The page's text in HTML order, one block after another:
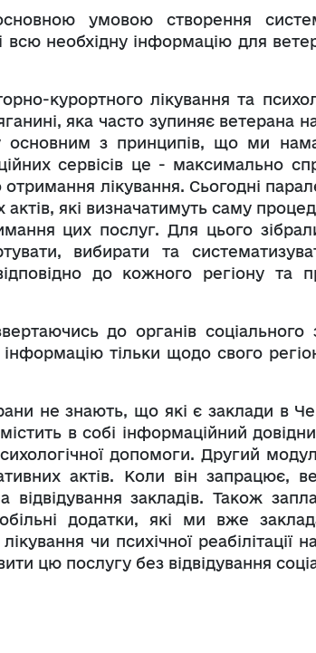
умовою створення
необхідну інформацію для
курортного лікування та
яка часто зупиняє ветерана
з принципів, що ми
сервісів це - максимально
лікування. Сьогодні
які визначатимуть саму
цих послуг. Для цього
вибирати та
до кожного регіону та
до органів соціального
тільки щодо свого
не знають, що які є заклади в
в собі інформаційний
допомоги. Другий
актів. Коли він запрацює,
закладів. Також
додатки, які ми вже
чи психічної реабілітації
цю послугу без відвідування